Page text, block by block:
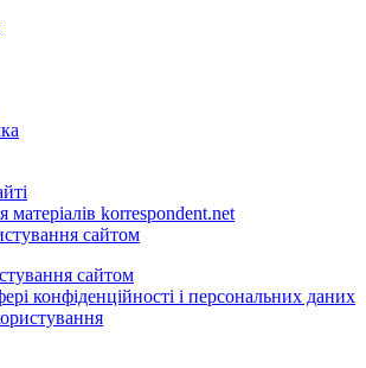
матеріалів korrespondent.net
сайтом
сайтом
конфіденційності і персональних даних